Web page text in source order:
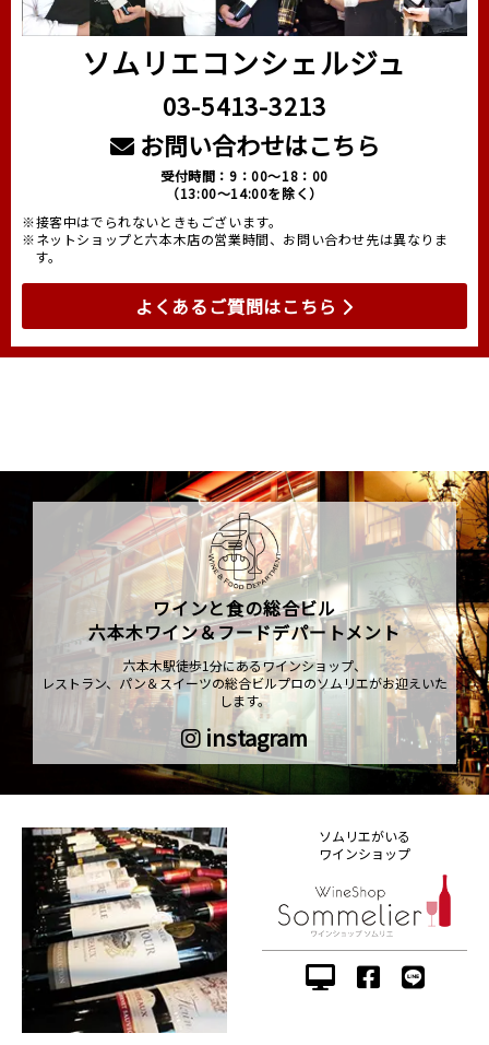
ソムリエコンシェルジュ
03-5413-3213
お問い合わせはこちら
受付時間：9：00～18：00
（13:00～14:00を除く）
※接客中はでられないときもございます。
※ネットショップと六本木店の営業時間、お問い合わせ先は異なりま
す。
よくあるご質問はこちら
ワインと食の総合ビル
六本木ワイン＆フードデパートメント
六本木駅徒歩1分にあるワインショップ、
レストラン、パン＆スイーツの総合ビルプロのソムリエがお迎えいた
します。
instagram
ソムリエがいる
ワインショップ